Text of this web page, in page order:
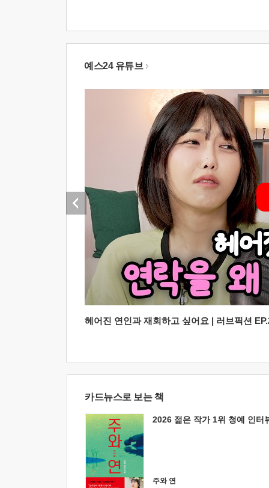
예스24 유튜브
헤어진 연인과 재회하고 싶어요 | 러브픽션
카드뉴스로 보는 책
2026 젊은 작가 1위 청예 인터
주와 연